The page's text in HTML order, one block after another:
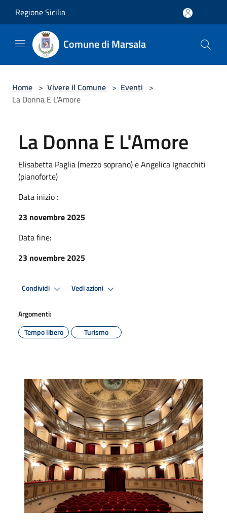
Regione Sicilia
Comune di Marsala
Home > Vivere il Comune > Eventi >
La Donna E L'Amore
La Donna E L'Amore
Elisabetta Paglia (mezzo soprano) e Angelica Ignacchiti
(pianoforte)
Data inizio :
23 novembre 2025
Data fine:
23 novembre 2025
Condividi Vedi azioni
Argomenti:
Tempo libero
Turismo